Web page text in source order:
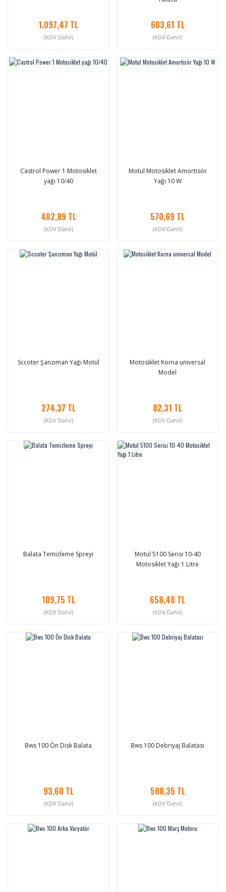
1.097,47 TL
(KDV Dahil)
603,61 TL
(KDV Dahil)
Castrol Power 1 Motosiklet
yağı 10/40
482,89 TL
(KDV Dahil)
Motul Motosiklet Amortisör
Yağı 10 W
570,69 TL
(KDV Dahil)
Sccoter Şanzıman Yağı Motül
274,37 TL
(KDV Dahil)
Motosiklet Korna universal
Model
82,31 TL
(KDV Dahil)
Balata Temizleme Spreyi
109,75 TL
(KDV Dahil)
Motul 5100 Serisi 10-40
Motosiklet Yağı 1 Litre
658,48 TL
(KDV Dahil)
Bws 100 Ön Disk Balata
93,60 TL
(KDV Dahil)
Bws 100 Debriyaj Balatası
588,35 TL
(KDV Dahil)